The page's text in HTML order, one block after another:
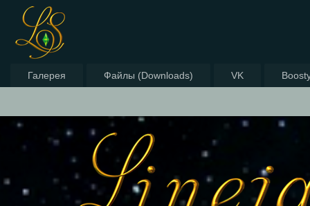
Галерея Файлы (Downloads) VK